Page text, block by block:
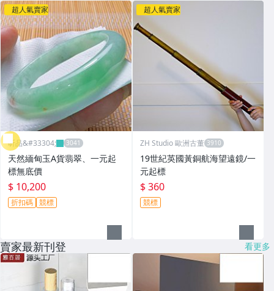
超人氣賣家
昕品&#33304;
天然緬甸玉A貨翡翠、一元起
標無底價
$ 10,200
折扣碼 競標
超人氣賣家
ZH Studio 歐洲古董
19世紀英國黃銅航海望遠鏡/一
元起標
$ 360
競標
賣家最新刊登 看更多